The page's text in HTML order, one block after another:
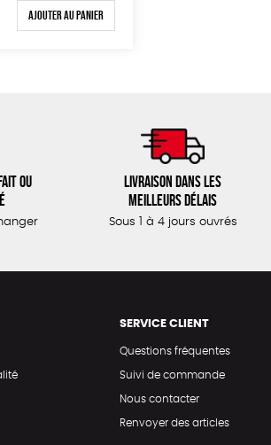
Ajouter au panier
ou
Livraison dans les
meilleurs délais
Sous 1 à 4 jours ouvrés
SERVICE CLIENT
Questions fréquentes
Suivi de commande
Nous contacter
Renvoyer des articles